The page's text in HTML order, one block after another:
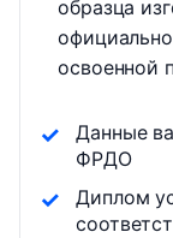
образца
освоенной
Данные
ФРДО
Диплом